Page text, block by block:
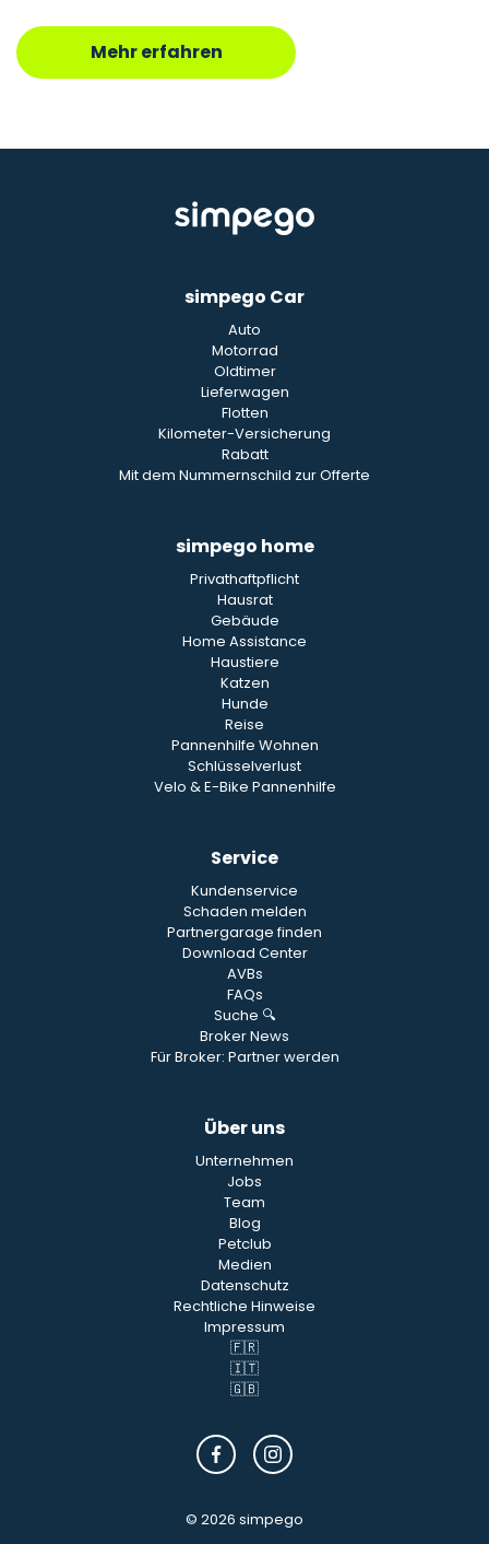
Mehr erfahren
simpego Car
Auto
Motorrad
Oldtimer
Lieferwagen
Flotten
Kilometer-Versicherung
Rabatt
Mit dem Nummernschild zur Offerte
simpego home
Privathaftpflicht
Hausrat
Gebäude
Home Assistance
Haustiere
Katzen
Hunde
Reise
Pannenhilfe Wohnen
Schlüsselverlust
Velo & E-Bike Pannenhilfe
Service
Kundenservice
Schaden melden
Partnergarage finden
Download Center
AVBs
FAQs
Suche 🔍
Broker News
Für Broker: Partner werden
Über uns
Unternehmen
Jobs
Team
Blog
Petclub
Medien
Datenschutz
Rechtliche Hinweise
Impressum
🇫🇷
🇮🇹
🇬🇧
© 2026 simpego